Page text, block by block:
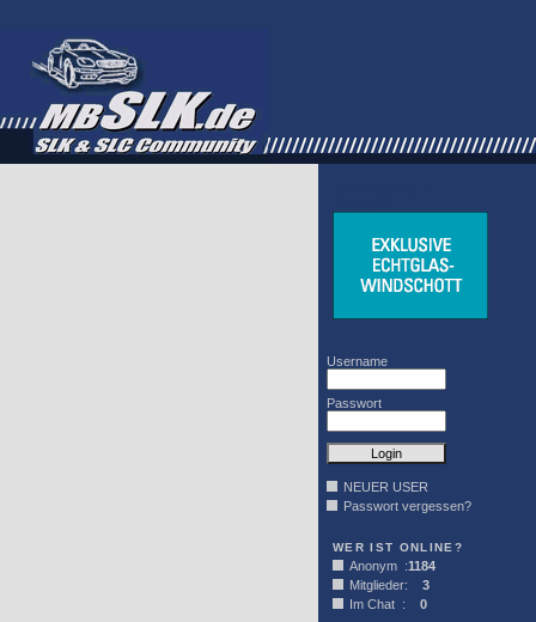
Username
Passwort
NEUER USER
Passwort vergessen?
WER IST ONLINE?
Anonym :1184
Mitglieder: 3
Im Chat : 0